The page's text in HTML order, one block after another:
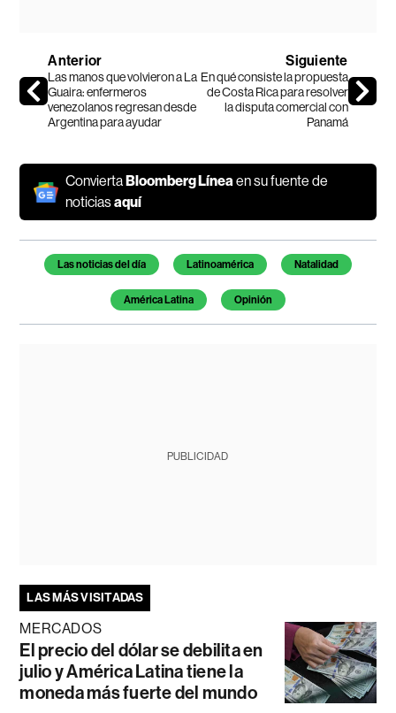
Anterior
Las manos que volvieron a La
Guaira: enfermeros
venezolanos regresan desde
Argentina para ayudar
Siguiente
En qué consiste la propuesta
de Costa Rica para resolver
la disputa comercial con
Panamá
Convierta Bloomberg Líneaen su fuente de
noticiasaquí
Temas de este artículo
Las noticias del día Latinoamérica Natalidad
América Latina Opinión
PUBLICIDAD
LAS MÁS VISITADAS
MERCADOS
El precio del dólar se debilita en
julio y América Latina tiene la
moneda más fuerte del mundo